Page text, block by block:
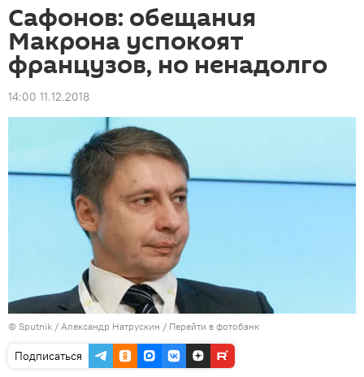
Сафонов: обещания
Макрона успокоят
французов, но ненадолго
14:00 11.12.2018
© Sputnik / Александр Натрускин / Перейти в фотобанк
Подписаться